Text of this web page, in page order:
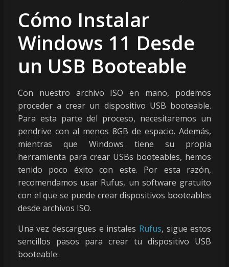
Cómo Instalar
Windows 11 Desde
un USB Booteable
Con nuestro archivo ISO en mano, podemos
proceder a crear un dispositivo USB booteable.
Para esta parte del proceso, necesitaremos un
pendrive con al menos 8GB de espacio. Además,
mientras que Windows tiene su propia
herramienta para crear USBs booteables, hemos
tenido poco éxito con este. Por esta razón,
recomendamos usar Rufus, un software gratuito
con el que se puede crear dispositivos booteables
desde archivos ISO.
Una vez descargues e instales Rufus, sigue estos
sencillos pasos para crear tu dispositivo USB
booteable: